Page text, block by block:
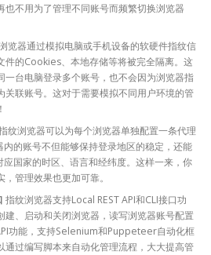
也不用为了管理不同账号而频繁切换浏览器
览器通过模拟电脑或手机设备的软硬件指纹信
件的Cookies、本地存储等将被完全隔离。这
一台电脑登录多个账号，也不会因为浏览器指
关联账号。这对于需要模拟不同用户环境的管
纹浏览器可以为每个浏览器单独配置一条代理
内的账号不但能够保持登录地区的稳定，还能
应国家的时区、语言和经纬度。这样一来，你
管理效果也更加可靠。
指纹浏览器支持Local REST API和CLI接口功
建、启动和关闭浏览器，读写浏览器账号配置
功能，支持Selenium和Puppeteer自动化框
通过编写脚本来自动化管理流程，大大提高管